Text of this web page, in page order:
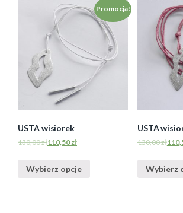
Promocja!
USTA wisiorek
130,00zł110,50zł
Wybierz opcje
USTA
130,00zł
Wybierz